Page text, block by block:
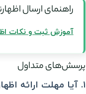
راهنمای ارسال
آموزش ثبت و نکات
پرسش‌های متداول
۱. آیا مهلت ارائه اظهارنامه مالیاتی ۱۴۰۵ تمدید شده است؟